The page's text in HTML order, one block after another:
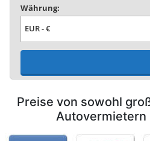
Währung:
Preise von sowohl
Autovermietern